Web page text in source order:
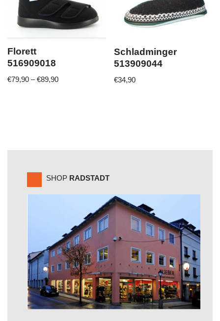
Florett
516909018
€79,90 –€89,90
Schladminger
513909044
€34,90
SHOP RADSTADT